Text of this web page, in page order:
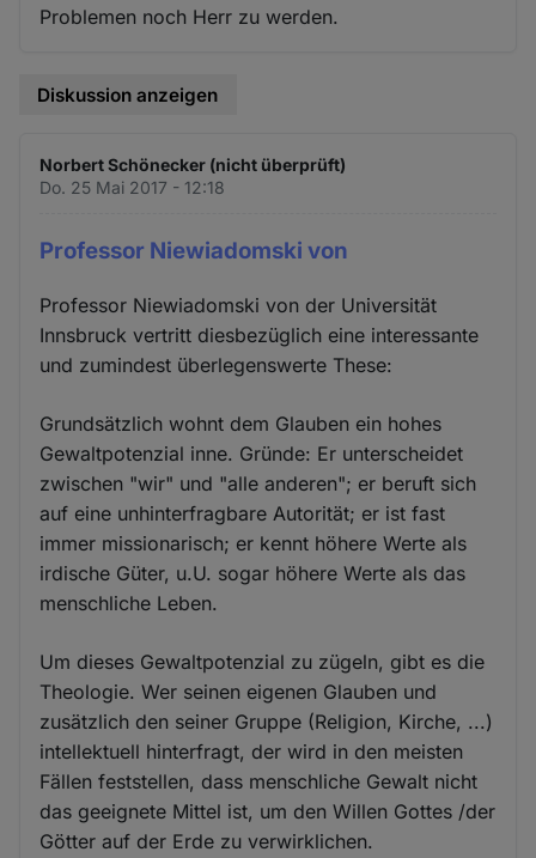
Problemen noch Herr zu werden.
Diskussion anzeigen
Norbert Schönecker (nicht überprüft)
Do. 25 Mai 2017 - 12:18
Professor Niewiadomski von
Professor Niewiadomski von der Universität
Innsbruck vertritt diesbezüglich eine interessante
und zumindest überlegenswerte These:
Grundsätzlich wohnt dem Glauben ein hohes
Gewaltpotenzial inne. Gründe: Er unterscheidet
zwischen "wir" und "alle anderen"; er beruft sich
auf eine unhinterfragbare Autorität; er ist fast
immer missionarisch; er kennt höhere Werte als
irdische Güter, u.U. sogar höhere Werte als das
menschliche Leben.
Um dieses Gewaltpotenzial zu zügeln, gibt es die
Theologie. Wer seinen eigenen Glauben und
zusätzlich den seiner Gruppe (Religion, Kirche, ...)
intellektuell hinterfragt, der wird in den meisten
Fällen feststellen, dass menschliche Gewalt nicht
das geeignete Mittel ist, um den Willen Gottes /der
Götter auf der Erde zu verwirklichen.